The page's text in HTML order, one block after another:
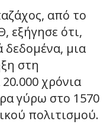
από το
εξήγησε ότι,
μια
στη
χρόνια
γύρω στο 1570
πολιτισμού.